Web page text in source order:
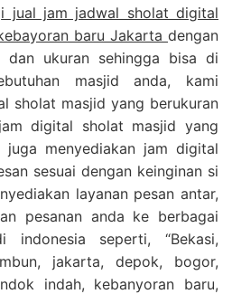
i jual jam jadwal sholat digital
baru Jakarta dengan
dan ukuran sehingga bisa di
masjid anda, kami
sholat masjid yang berukuran
digital sholat masjid yang
juga menyediakan jam digital
sesuai dengan keinginan si
layanan pesan antar,
pesanan anda ke berbagai
seperti, “Bekasi,
jakarta, depok, bogor,
indah, kebanyoran baru,